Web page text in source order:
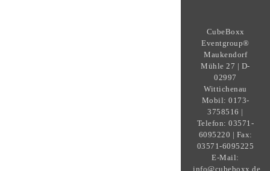
CubeBoxx
Eventgroup®
Maukendorf
Mühle 27 | D-
02997
Wittichenau
Mobil: 0173-
3758516 |
Telefon: 03571-
6095220 | Fax:
03571-6095225
E-Mail:
info@cubeboxx.de